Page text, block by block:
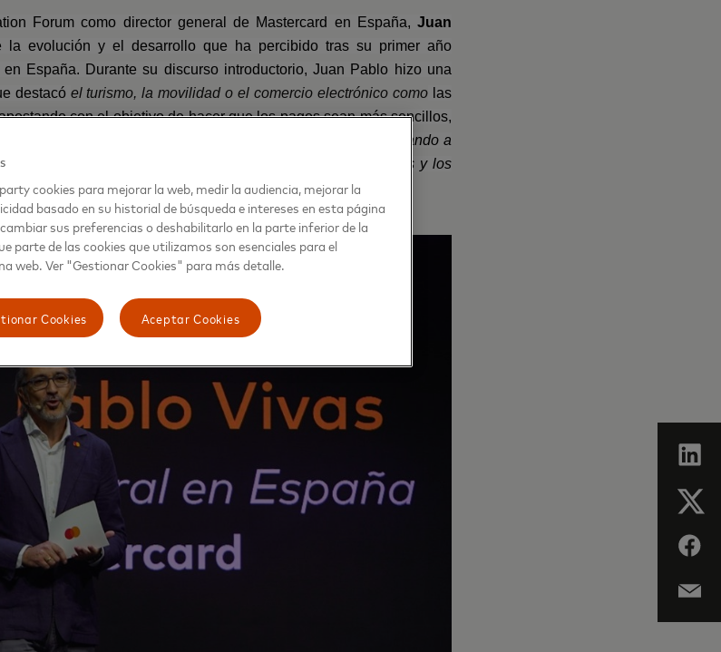
Forum como director general de Mastercard en España, Juan
la evolución y el desarrollo que ha percibido tras su primer año
España. Durante su discurso introductorio, Juan Pablo hizo una
destacó el turismo, la movilidad o el comercio electrónico como las
con el objetivo de hacer que los pagos sean más sencillos,
futuro en el que
“la transformación tecnológica nos está llevando a
la inteligencia artificial a ayudarnos a hacer las compras y los
pero también para prevenir los ataques cibernéticos”
cookies para mejorar la web, medir la audiencia, mejorar la
basado en su historial de búsqueda e intereses en esta página
sus preferencias o deshabilitarlo en la parte inferior de la
parte de las cookies que utilizamos son esenciales para el
web. Ver "Gestionar Cookies" para más detalle.
Aceptar Cookies
Cookies